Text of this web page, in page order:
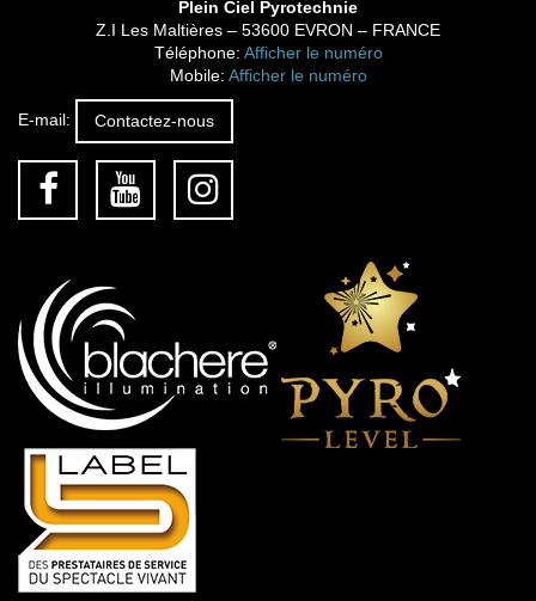
Plein Ciel Pyrotechnie
Z.I Les Maltières – 53600 EVRON – FRANCE
Téléphone: Afficher le numéro
Mobile: Afficher le numéro
E-mail: Contactez-nous